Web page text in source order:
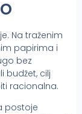
Na traženim
papirima i
bez
budžet, cilj
racionalna.
postoje